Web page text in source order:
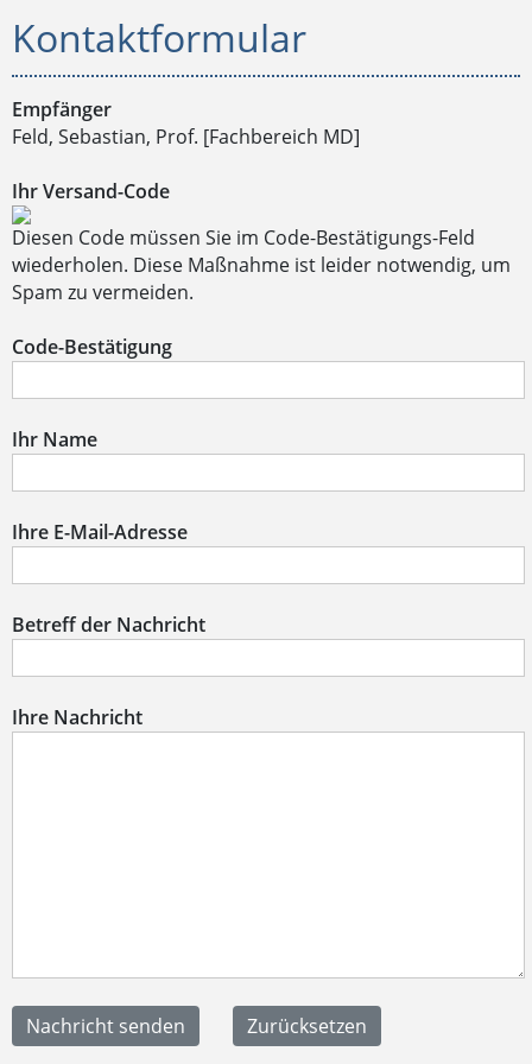
Kontaktformular
Empfänger
Feld, Sebastian, Prof. [Fachbereich MD]
Ihr Versand-Code
Diesen Code müssen Sie im Code-Bestätigungs-Feld
wiederholen. Diese Maßnahme ist leider notwendig, um
Spam zu vermeiden.
Code-Bestätigung
Ihr Name
Ihre E-Mail-Adresse
Betreff der Nachricht
Ihre Nachricht